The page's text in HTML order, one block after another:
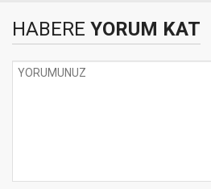
HABERE YORUM KAT